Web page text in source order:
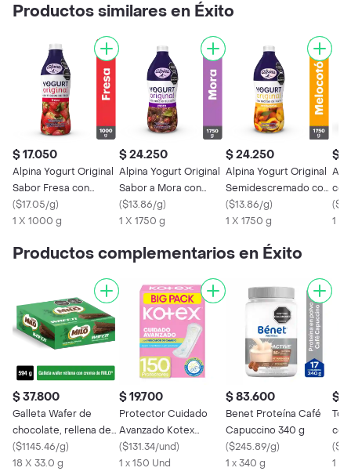
Productos similares en Éxito
$ 17.050
Alpina Yogurt Original
Sabor Fresa con
Trozos de Fruta
($17.05/g)
1 X 1000 g
$ 24.250
Alpina Yogurt Original
Sabor a Mora con
Trozos de Fruta
($13.86/g)
1 X 1750 g
$ 24.250
Alpina Yogurt Original
Semidescremado con
Trozos de Melocotón
($13.86/g)
1 X 1750 g
$
(
1 X
Productos complementarios en Éxito
$ 37.800
Galleta Wafer de
chocolate, rellena de
crema de MILO Display
de 594g y 18 unidades
($1145.46/g)
18 X 33.0 g
$ 19.700
Protector Cuidado
Avanzado Kotex
Indicador de Cambio
150 Und
($131.34/und)
1 x 150 Und
$ 83.600
Benet Proteína Café
Capuccino 340 g
($245.89/g)
1 x 340 g
$
con
(
1 X